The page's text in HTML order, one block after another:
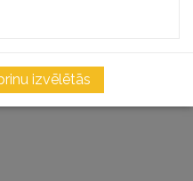
izvēlētās